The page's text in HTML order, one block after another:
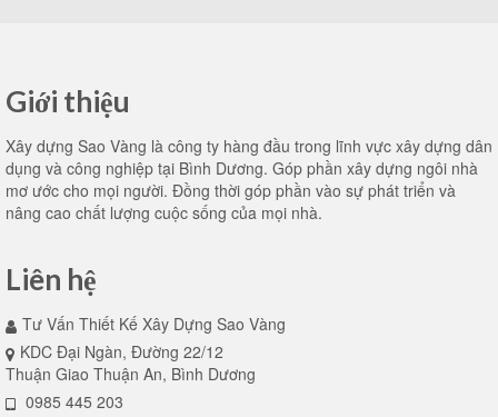
Giới thiệu
Xây dựng Sao Vàng là công ty hàng đầu trong lĩnh vực xây dựng dân
dụng và công nghiệp tại Bình Dương. Góp phần xây dựng ngôi nhà
mơ ước cho mọi người. Đồng thời góp phần vào sự phát triển và
nâng cao chất lượng cuộc sống của mọi nhà.
Liên hệ
Tư Vấn Thiết Kế Xây Dựng Sao Vàng
KDC Đại Ngàn, Đường 22/12
Thuận Giao Thuận An, Bình Dương
0985 445 203